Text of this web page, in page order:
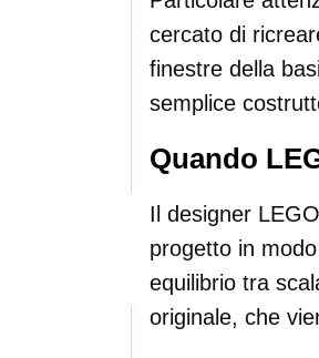
cercato di
finestre della
semplice
Quando
Il designer
progetto in
equilibrio tra
originale, che